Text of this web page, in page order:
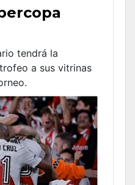
tendrá la
a sus vitrinas